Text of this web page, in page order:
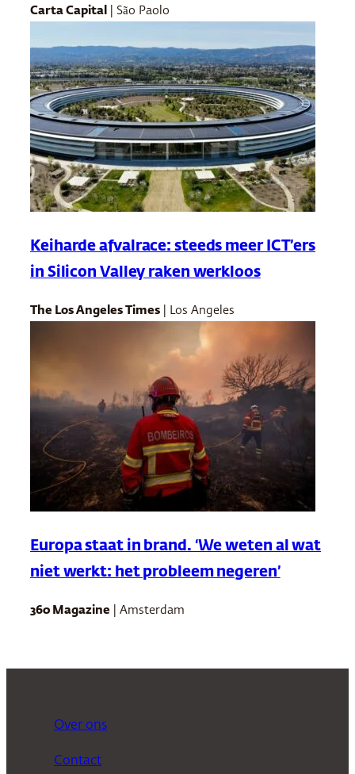
Carta Capital | São Paolo
Keiharde afvalrace: steeds meer ICT’ers
in Silicon Valley raken werkloos
The Los Angeles Times | Los Angeles
Europa staat in brand. ‘We weten al wat
niet werkt: het probleem negeren’
360 Magazine | Amsterdam
Over ons
Contact